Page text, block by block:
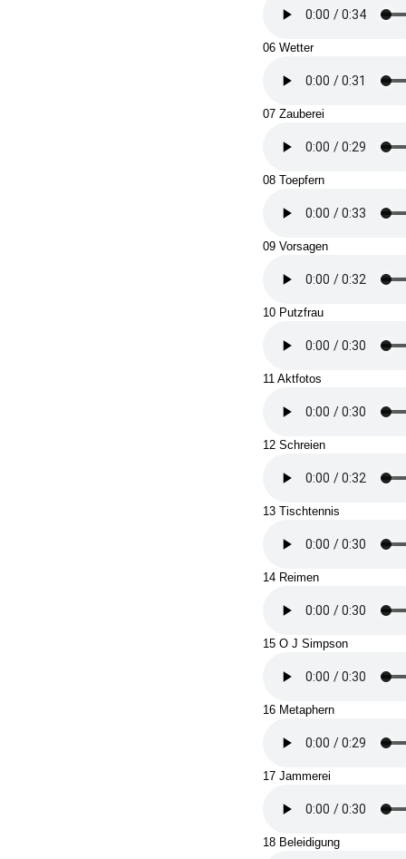
06 Wetter
07 Zauberei
08 Toepfern
09 Vorsagen
10 Putzfrau
11 Aktfotos
12 Schreien
13 Tischtennis
14 Reimen
15 O J Simpson
16 Metaphern
17 Jammerei
18 Beleidigung